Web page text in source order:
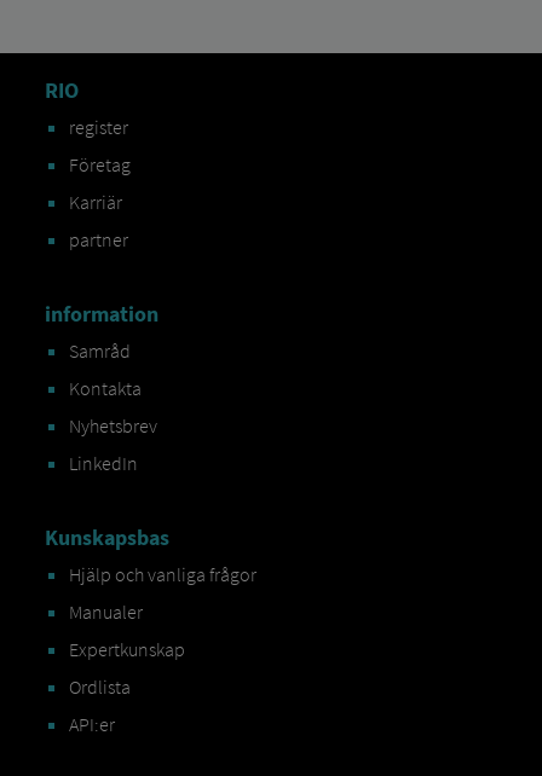
RIO
register
Företag
Karriär
partner
information
Samråd
Kontakta
Nyhetsbrev
LinkedIn
Kunskapsbas
Hjälp och vanliga frågor
Manualer
Expertkunskap
Ordlista
API:er